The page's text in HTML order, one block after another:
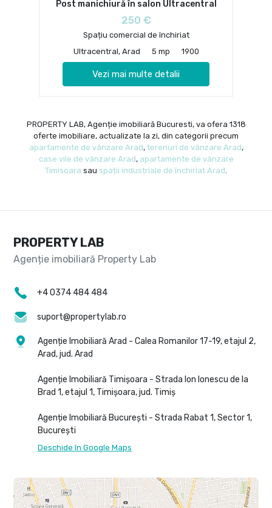
Post manichiură în salon Ultracentral
250 €
Spațiu comercial de închiriat
Ultracentral, Arad
5 mp 1900
Vezi mai multe detalii
PROPERTY LAB, Agenție imobiliară Bucuresti, va ofera 1318
oferte imobiliare, actualizate la zi, din categorii precum
apartamente de vânzare Arad, terenuri de vânzare Arad,
case vile de vânzare Arad, apartamente de vânzare
Timisoara sau spații industriale de închiriat Arad
PROPERTY LAB
+4 0374 484 484
suport@propertylab.ro
Agenție Imobiliară Arad - Calea Romanilor 17-19, etajul 2,
Arad, jud. Arad
Agenție Imobiliară Timișoara - Strada Ion Ionescu de la
Brad 1, etajul 1, Timișoara, jud. Timiș
Agenție Imobiliară București - Strada Rabat 1, Sector 1,
București
Deschide în Google Maps